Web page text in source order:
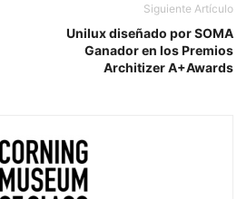
Siguiente Artículo
Unilux diseñado por SOMA
Ganador en los Premios
Architizer A+Awards